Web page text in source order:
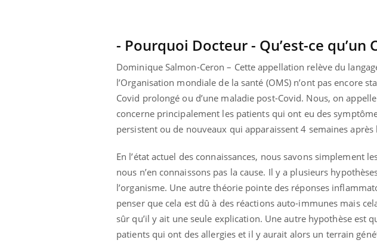
- Pourquoi Docteur - Qu’est-ce qu’un
Dominique Salmon-Ceron – Cette appellation relève du
l’Organisation mondiale de la santé (OMS) n’ont pas encore
Covid prolongé ou d’une maladie post-Covid. Nous, on
concerne principalement les patients qui ont eu des
persistent ou de nouveaux qui apparaissent 4 semaines
En l’état actuel des connaissances, nous savons simplement
nous n’en connaissons pas la cause. Il y a plusieurs
l’organisme. Une autre théorie pointe des réponses
penser que cela est dû à des réactions auto-immunes mais
sûr qu’il y ait une seule explication. Une autre hypothèse est
patients qui ont des allergies et il y aurait alors un terrain
Eczéma Chronique des Mains : se
préparer pour l’été !Youtube
L'été arrive… et avec lui, un tout nouveau
rythme de vie ! Vacances, plage, piscine,
soleil, activités en plein air… Nos mains
Youtube
Diabète & Ramadan 2026
Le Ramadan approche, et,
nombreuses personnes
défis, mais ...